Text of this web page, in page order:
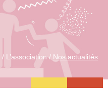
/ L’association / Nos actualités